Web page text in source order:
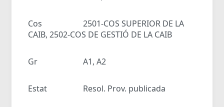
Cos
2501-COS SUPERIOR DE LA
CAIB, 2502-COS DE GESTIÓ DE LA CAIB
Gr A1, A2
Estat Resol. Prov. publicada